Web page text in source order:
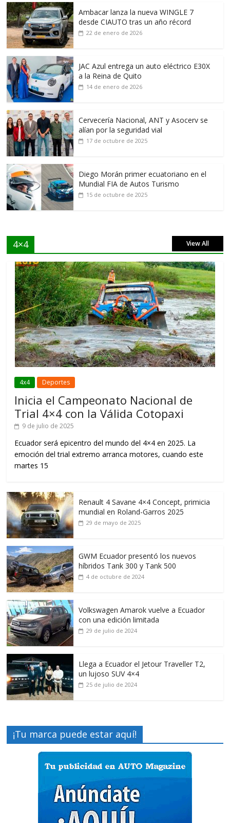
Ambacar lanza la nueva WINGLE 7
desde CIAUTO tras un año récord
22 de enero de 2026
JAC Azul entrega un auto eléctrico E30X
a la Reina de Quito
14 de enero de 2026
Cervecería Nacional, ANT y Asocerv se
alían por la seguridad vial
17 de octubre de 2025
Diego Morán primer ecuatoriano en el
Mundial FIA de Autos Turismo
15 de octubre de 2025
4×4 View All
4x4 Deportes
Inicia el Campeonato Nacional de
Trial 4×4 con la Válida Cotopaxi
9 de julio de 2025
Ecuador será epicentro del mundo del 4×4 en 2025. La
emoción del trial extremo arranca motores, cuando este
martes 15
Renault 4 Savane 4×4 Concept, primicia
mundial en Roland-Garros 2025
29 de mayo de 2025
GWM Ecuador presentó los nuevos
híbridos Tank 300 y Tank 500
4 de octubre de 2024
Volkswagen Amarok vuelve a Ecuador
con una edición limitada
29 de julio de 2024
Llega a Ecuador el Jetour Traveller T2,
un lujoso SUV 4×4
25 de julio de 2024
¡Tu marca puede estar aquí!